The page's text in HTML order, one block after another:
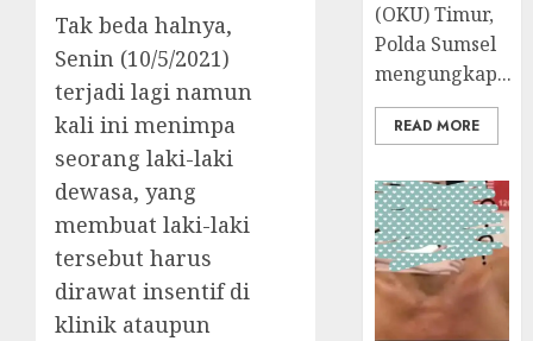
Tak beda halnya,
Senin (10/5/2021)
terjadi lagi namun
kali ini menimpa
seorang laki-laki
dewasa, yang
membuat laki-laki
tersebut harus
dirawat insentif di
klinik ataupun
(OKU) Timur,
Polda Sumsel
mengungkap...
READ MORE